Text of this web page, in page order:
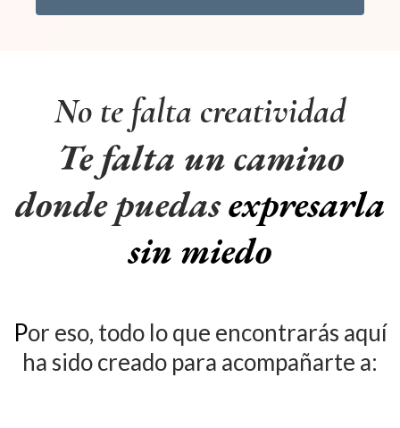
No te falta creatividad
Te falta un camino
donde puedasexpresarla
sin miedo
Por eso, todo lo que encontrarás aquí
ha sido creado para acompañarte a: